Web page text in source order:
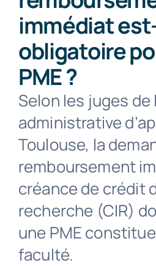
Carrière
immédiat
obligatoire
PME ?
Selon les juges de
administrative
Toulouse, la
remboursement
créance de crédit
recherche (CIR)
une PME
faculté.